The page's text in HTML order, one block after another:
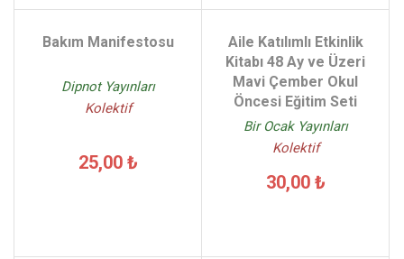
Bakım Manifestosu
Dipnot Yayınları
Kolektif
25,00 ₺
Aile Katılımlı Etkinlik
Kitabı 48 Ay ve Üzeri
Mavi Çember Okul
Öncesi Eğitim Seti
Bir Ocak Yayınları
Kolektif
30,00 ₺